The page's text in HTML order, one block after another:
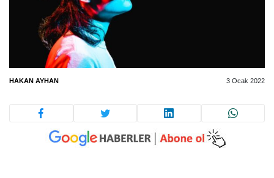
HAKAN AYHAN 3 Ocak 2022